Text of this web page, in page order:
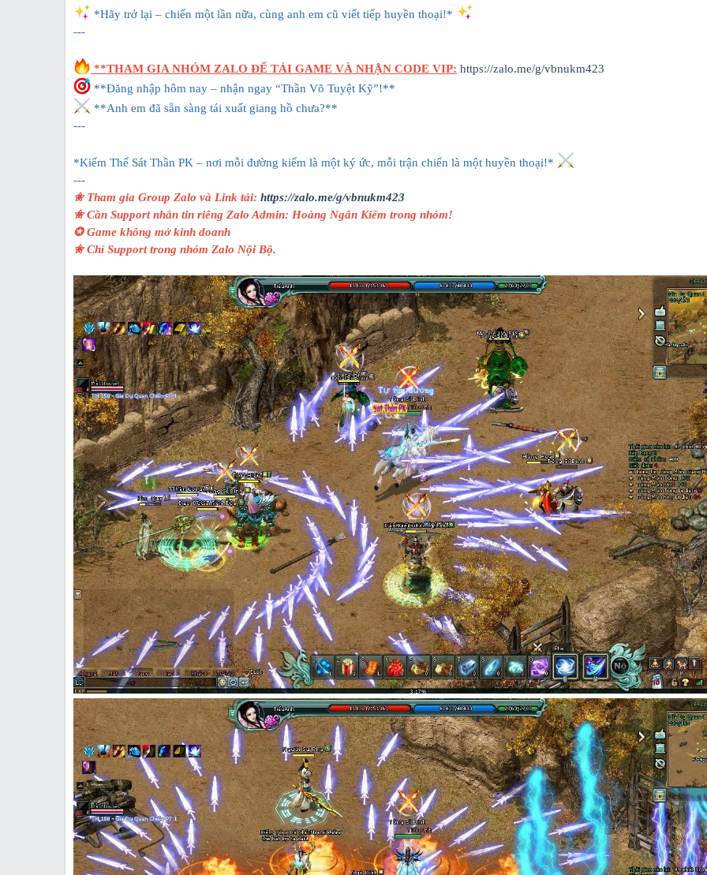
*Hãy trở lại – chiến một lần nữa, cùng anh em cũ viết tiếp huyền thoại!*
---
**THAM GIA NHÓM ZALO ĐỂ TẢI GAME VÀ NHẬN CODE VIP: https://zalo.me/g/vbnukm423
**Đăng nhập hôm nay – nhận ngay “Thần Võ Tuyệt Kỹ”!**
**Anh em đã sẵn sàng tái xuất giang hồ chưa?**
---
*Kiếm Thế Sát Thần PK – nơi mỗi đường kiếm là một ký ức, mỗi trận chiến là một huyền thoại!*
---
✬ Tham gia Group Zalo và Link tải: https://zalo.me/g/vbnukm423
✬ Cần Support nhắn tin riêng Zalo Admin: Hoàng Ngân Kiếm trong nhóm!
✪ Game không mở kinh doanh
✬ Chỉ Support trong nhóm Zalo Nội Bộ.